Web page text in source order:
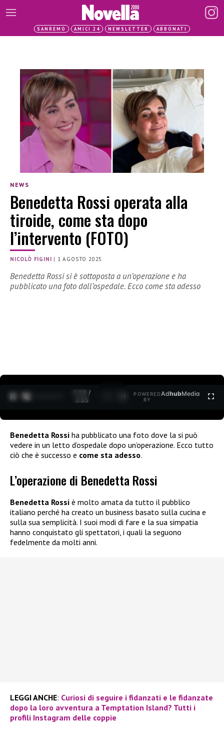
SANREMO AMICI 24 NEWSLETTER ABBONATI
NEWS
Benedetta Rossi operata alla
tiroide, come sta dopo
l’intervento (FOTO)
NICOLÒ FIGINI | 1 AGOSTO 2025
Benedetta Rossi si è sottoposta a un’operazione e ha
pubblicato una foto dall’ospedale. Ecco come sta adesso
0:29 /
3:35
POWERED
BY
AdhubMedia
Benedetta Rossi ha pubblicato una foto dove la si può
vedere in un letto d’ospedale dopo un’operazione. Ecco tutto
ciò che è successo e come sta adesso.
L’operazione di Benedetta Rossi
Benedetta Rossi è molto amata da tutto il pubblico
italiano perché ha creato un business basato sulla cucina e
sulla sua semplicità. I suoi modi di fare e la sua simpatia
hanno conquistato gli spettatori, i quali la seguono
fedelmente da molti anni.
LEGGI ANCHE: Curiosi di seguire i fidanzati e le fidanzate
dopo la loro avventura a Temptation Island? Tutti i
profili Instagram delle coppie